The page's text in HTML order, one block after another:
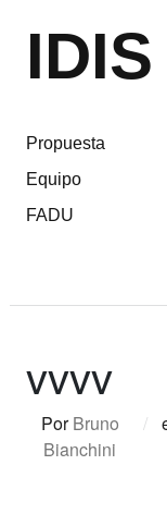
IDIS
Propuesta
Equipo
FADU
vvvv
PorBruno
Bianchini
/